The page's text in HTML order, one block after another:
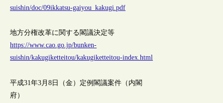
suishin/doc/09ikkatsu-gaiyou_kakugi.pdf
地方分権改革に関する閣議決定等
https://www.cao.go.jp/bunken-
suishin/kakugiketteitou/kakugiketteitou-index.html
平成31年3月8日（金）定例閣議案件（内閣
府）